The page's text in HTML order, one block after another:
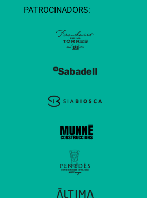
PATROCINADORS: